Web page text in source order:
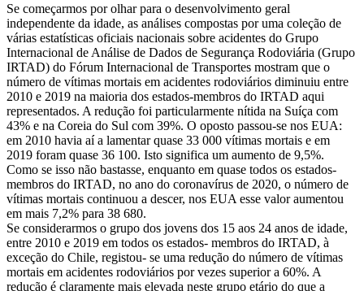
Se começarmos por olhar para o desenvolvimento geral
independente da idade, as análises compostas por uma coleção de
várias estatísticas oficiais nacionais sobre acidentes do Grupo
Internacional de Análise de Dados de Segurança Rodoviária (Grupo
IRTAD) do Fórum Internacional de Transportes mostram que o
número de vítimas mortais em acidentes rodoviários diminuiu entre
2010 e 2019 na maioria dos estados-membros do IRTAD aqui
representados. A redução foi particularmente nítida na Suíça com
43% e na Coreia do Sul com 39%. O oposto passou-se nos EUA:
em 2010 havia aí a lamentar quase 33 000 vítimas mortais e em
2019 foram quase 36 100. Isto significa um aumento de 9,5%.
Como se isso não bastasse, enquanto em quase todos os estados-
membros do IRTAD, no ano do coronavírus de 2020, o número de
vítimas mortais continuou a descer, nos EUA esse valor aumentou
em mais 7,2% para 38 680.
Se considerarmos o grupo dos jovens dos 15 aos 24 anos de idade,
entre 2010 e 2019 em todos os estados- membros do IRTAD, à
exceção do Chile, registou- se uma redução do número de vítimas
mortais em acidentes rodoviários por vezes superior a 60%. A
redução é claramente mais elevada neste grupo etário do que a